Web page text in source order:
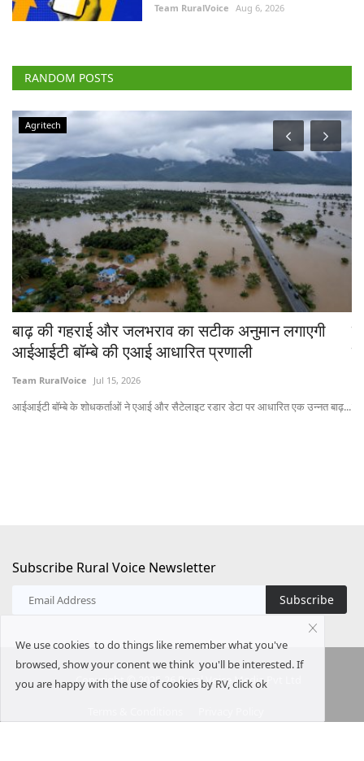
Team RuralVoice Aug 6, 2026
RANDOM POSTS
Agriculture Conclave and NACOF Awards 2022
टेक्नोलॉजी के इस्तेमाल और विविधीकरण से बढ़ सकती है
किसानों की आय, रूरल वॉयस कॉन्क्लेव में बोले विशेषज्ञ
Team RuralVoice Dec 30, 2022
नास के चेयरमैन डॉ त्रिलोचन महापात्र ने कहा कि किसानों को खेती में विविधीकरण करने...
Subscribe Rural Voice Newsletter
Subscribe
Copyright © 2025-26 Rural Voice Media Pvt Ltd
We use cookies to do things like remember what you've
browsed, show your conent we think you'll be interested. If
you are happy with the use of cookies by RV, click ok